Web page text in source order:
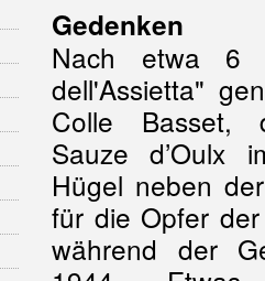
Gedenken
Nach etwa 6
dell'Assietta"
Colle Basset,
Sauze d’Oulx
Hügel neben
für die Opfer
während der